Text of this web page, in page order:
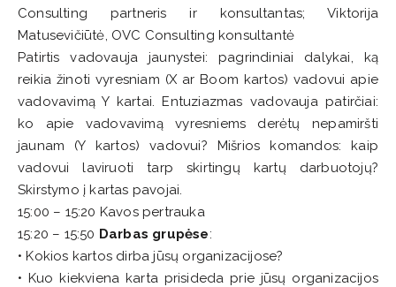
Consulting partneris ir konsultantas; Viktorija
Matusevičiūtė, OVC Consulting konsultantė
Patirtis vadovauja jaunystei: pagrindiniai dalykai, ką
reikia žinoti vyresniam (X ar Boom kartos) vadovui apie
vadovavimą Y kartai. Entuziazmas vadovauja patirčiai:
ko apie vadovavimą vyresniems derėtų nepamiršti
jaunam (Y kartos) vadovui? Mišrios komandos: kaip
vadovui laviruoti tarp skirtingų kartų darbuotojų?
Skirstymo į kartas pavojai.
15:00 – 15:20 Kavos pertrauka
15:20 – 15:50 Darbas grupėse:
• Kokios kartos dirba jūsų organizacijose?
• Kuo kiekviena karta prisideda prie jūsų organizacijos